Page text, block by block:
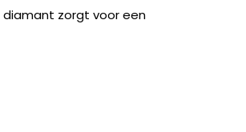
diamant zorgt voor een